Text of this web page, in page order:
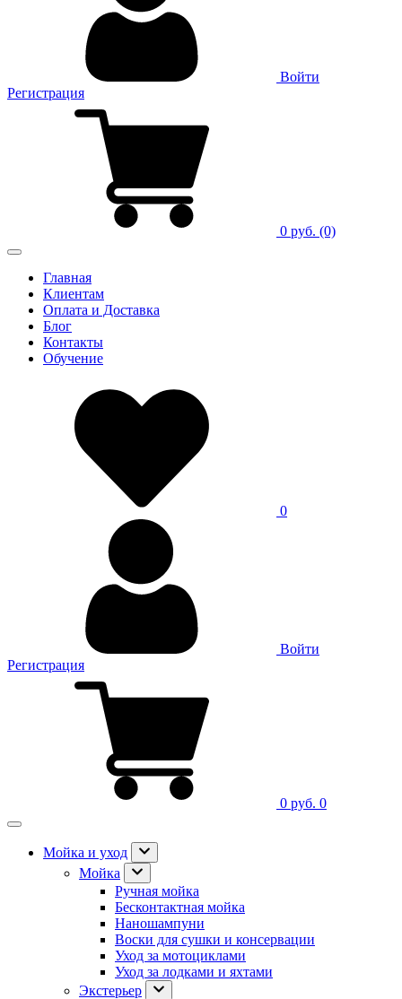
Войти
Регистрация
0 руб. (0)
Главная
Клиентам
Оплата и Доставка
Блог
Контакты
Обучение
0
Войти
Регистрация
0 руб. 0
Мойка и уход
Мойка
Ручная мойка
Бесконтактная мойка
Наношампуни
Воски для сушки и консервации
Уход за мотоциклами
Уход за лодками и яхтами
Экстерьер